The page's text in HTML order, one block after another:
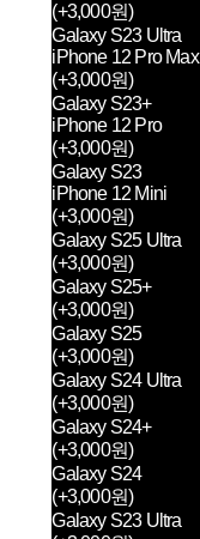
(+3,000원)
Galaxy S23 Ultra
iPhone 12 Pro Max
(+3,000원)
Galaxy S23+
iPhone 12 Pro
(+3,000원)
Galaxy S23
iPhone 12 Mini
(+3,000원)
Galaxy S25 Ultra
(+3,000원)
Galaxy S25+
(+3,000원)
Galaxy S25
(+3,000원)
Galaxy S24 Ultra
(+3,000원)
Galaxy S24+
(+3,000원)
Galaxy S24
(+3,000원)
Galaxy S23 Ultra